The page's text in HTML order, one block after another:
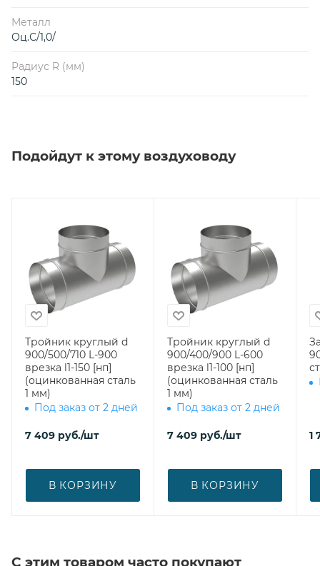
Металл
Оц.С/1,0/
Радиус R (мм)
150
Подойдут к этому воздуховоду
Тройник круглый d
900/500/710 L-900
врезка l1-150 [нп]
(оцинкованная сталь
1 мм)
Под заказ от 2 дней
7 409 руб./шт
В КОРЗИНУ
Тройник круглый d
900/400/900 L-600
врезка l1-100 [нп]
(оцинкованная сталь
1 мм)
Под заказ от 2 дней
7 409 руб./шт
В КОРЗИНУ
900
1
С этим товаром часто покупают